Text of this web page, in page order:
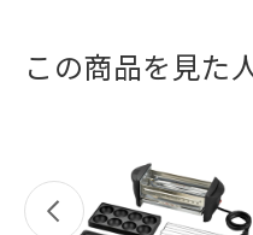
この商品を見た